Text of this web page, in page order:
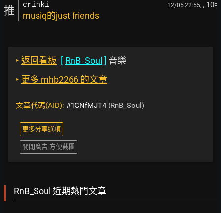
推 crinki 12/05 22:55, , 10F
musiq的just friends
‣ 返回看板 [ RnB_Soul ] 音樂
‣ 更多 mhb2266 的文章
文章代碼(AID): #1GNfMJT4 (RnB_Soul)
更多分享選項
關閉廣告 方便截圖
RnB_Soul 近期熱門文章